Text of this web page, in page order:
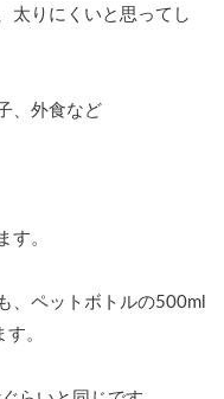
太りにくいと思ってし
、外食など
す。
、ペットボトルの500ml
。